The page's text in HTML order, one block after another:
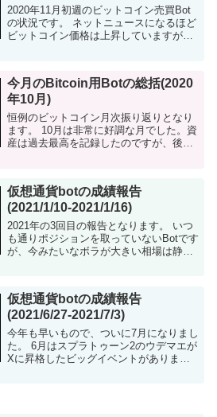
2020年11月初週のビットコイン売買Bot
の状況です。 ネットニュースになるほど
ビットコイン価格は上昇していますが、
るツールをpy...
今月のBitcoin用Botの総括(2020
年10月)
恒例のビットコイン月次振り返りとなり
ます。 10月は非常に好調な月でした。資
産は過去最高を記録したのですが、後半
仮想通貨botの成績報告
(2021/1/10-2021/1/16)
2021年の3回目の報告となります。 いつ
も通りポジションを取っていないBotです
が、今みたいなボラが大きい相場は静観
仮想通貨botの成績報告
(2021/6/27-2021/7/3)
今年も早いもので、ついに7月になりまし
た。 6月はスプラトゥーン2のウデマエが
Xに昇格したビッグイベントがありまし